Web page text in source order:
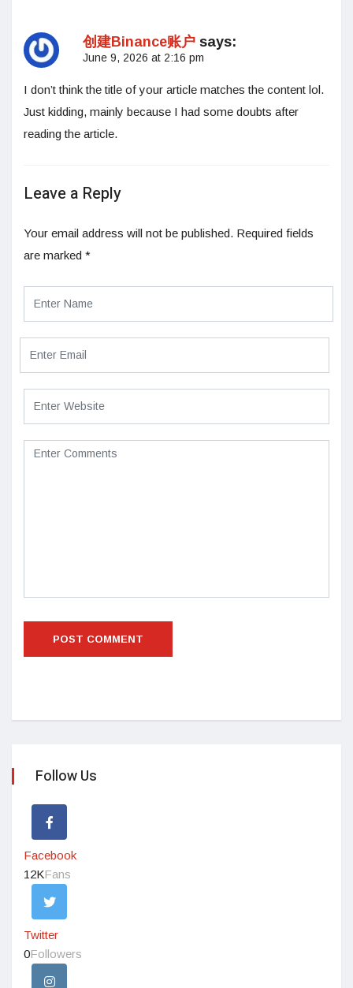
创建Binance账户 says:
June 9, 2026 at 2:16 pm
I don’t think the title of your article matches the content lol.
Just kidding, mainly because I had some doubts after
reading the article.
Leave a Reply
Your email address will not be published. Required fields
are marked *
Follow Us
Facebook
12KFans
Twitter
0Followers